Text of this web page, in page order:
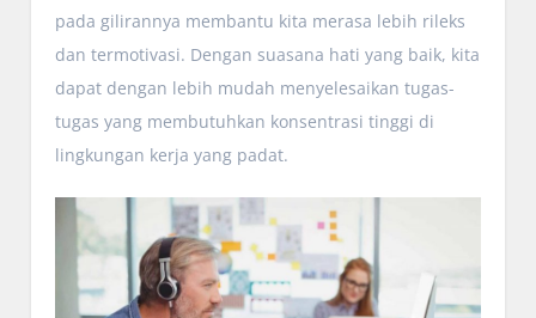
pada gilirannya membantu kita merasa lebih rileks
dan termotivasi. Dengan suasana hati yang baik, kita
dapat dengan lebih mudah menyelesaikan tugas-
tugas yang membutuhkan konsentrasi tinggi di
lingkungan kerja yang padat.